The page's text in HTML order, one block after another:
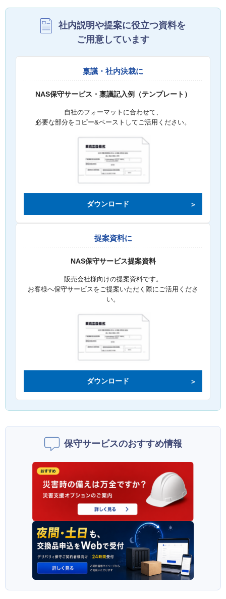
社内説明や提案に役立つ資料を
ご用意しています
稟議・社内決裁に
NAS保守サービス・稟議記入例（テンプレート）
自社のフォーマットに合わせて、
必要な部分をコピー&ペーストしてご活用ください。
ダウンロード
提案資料に
NAS保守サービス提案資料
販売会社様向けの提案資料です。
お客様へ保守サービスをご提案いただく際にご活用くださ
い。
ダウンロード
保守サービスのおすすめ情報